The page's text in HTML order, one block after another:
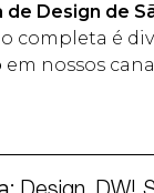
de Design de
completa é
em nossos